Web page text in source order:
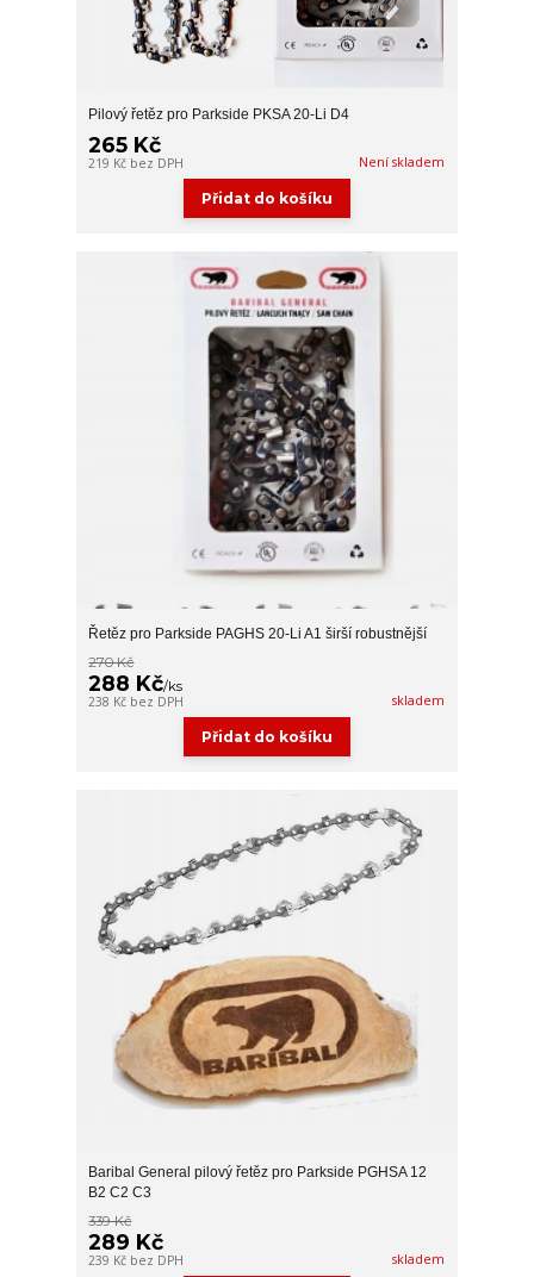
Pilový řetěz pro Parkside PKSA 20-Li D4
265 Kč
219 Kč bez DPH Není skladem
Přidat do košíku
Řetěz pro Parkside PAGHS 20-Li A1 širší robustnější
270 Kč
288 Kč/ks
238 Kč bez DPH skladem
Přidat do košíku
Baribal General pilový řetěz pro Parkside PGHSA 12
B2 C2 C3
339 Kč
289 Kč
239 Kč bez DPH skladem